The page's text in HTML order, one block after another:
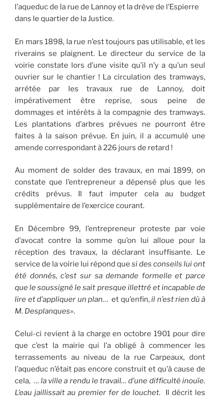
l’aqueduc de la rue de Lannoy et la drève de l’Espierre
dans le quartier de la Justice.
En mars 1898, la rue n’est toujours pas utilisable, et les
riverains se plaignent. Le directeur du service de la
voirie constate lors d’une visite qu’il n’y a qu’un seul
ouvrier sur le chantier ! La circulation des tramways,
arrêtée par les travaux rue de Lannoy, doit
impérativement être reprise, sous peine de
dommages et intérêts à la compagnie des tramways.
Les plantations d’arbres prévues ne pourront être
faites à la saison prévue. En juin, il a accumulé une
amende correspondant à 226 jours de retard !
Au moment de solder des travaux, en mai 1899, on
constate que l’entrepreneur a dépensé plus que les
crédits prévus. Il faut imputer cela au budget
supplémentaire de l’exercice courant.
En Décembre 99, l’entrepreneur proteste par voie
d’avocat contre la somme qu’on lui alloue pour la
réception des travaux, la déclarant insuffisante. Le
service de la voirie lui répond que si des conseils lui ont
été donnés, c’est sur sa demande formelle et parce
que le soussigné le sait presque illettré et incapable de
lire et d’appliquer un plan… et qu’enfin,il n’est rien dû à
M. Desplanques».
Celui-ci revient à la charge en octobre 1901 pour dire
que c’est la mairie qui l’a obligé à commencer les
terrassements au niveau de la rue Carpeaux, dont
l’aqueduc n’était pas encore construit et qu’à cause de
cela, …la ville a rendu le travail… d’une difficulté inouïe.
L’eau jaillissait au premier fer de louchet.
Il décrit les